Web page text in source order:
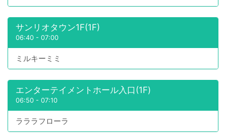
サンリオタウン1F(1F)
06:40 - 07:00
ミルキーミミ
エンターテイメントホール入口(1F)
06:50 - 07:10
ラララフローラ